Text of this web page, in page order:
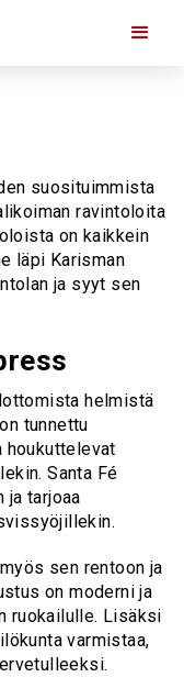
suosituimmista
ravintoloita
on kaikkein
läpi Karisman
ja syyt sen
helmistä
tunnettu
houkuttelevat
Santa Fé
ja tarjoaa
sen rentoon ja
on moderni ja
ruokailulle. Lisäksi
varmistaa,